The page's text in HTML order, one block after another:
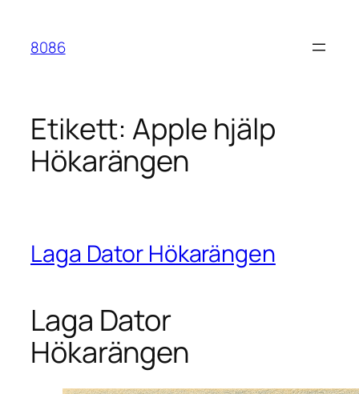
innehåll
8086
Etikett:Apple hjälp
Hökarängen
Laga Dator Hökarängen
Laga Dator
Hökarängen